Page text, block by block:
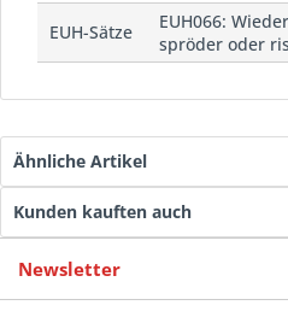
EUH-Sätze
EUH066:
spröder oder
Ähnliche Artikel
Kunden kauften auch
Newsletter